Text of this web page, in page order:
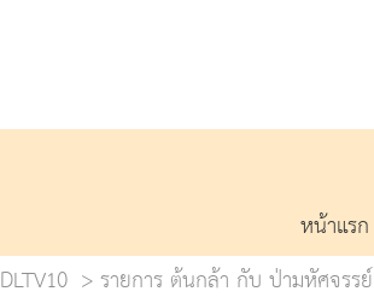
หน้าแรก
DLTV10 รายการ ต้นกล้า กับ ป่ามหัศจรรย์